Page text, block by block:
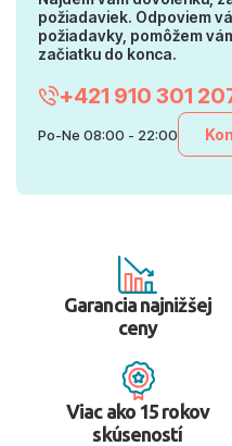
požiadaviek. Odpoviem
požiadavky, pomôžem
začiatku do konca.
+421 910 301
Po-Ne 08:00 - 22:00
Garancia najnižšej
ceny
Viac ako 15 rokov
skúseností